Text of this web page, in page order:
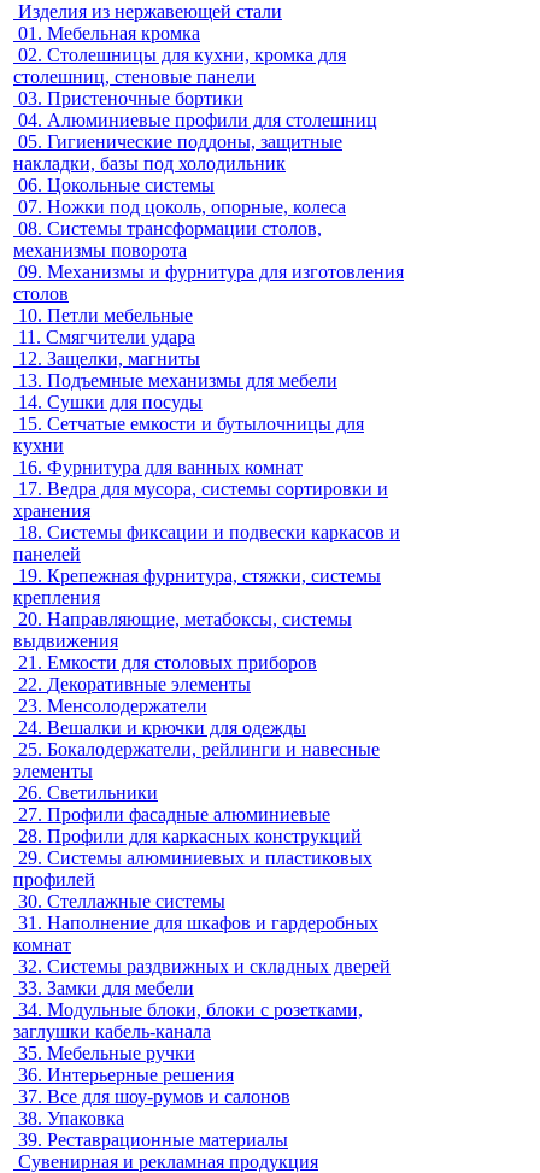
Изделия из нержавеющей стали
01. Мебельная кромка
02. Столешницы для кухни, кромка для
столешниц, стеновые панели
03. Пристеночные бортики
04. Алюминиевые профили для столешниц
05. Гигиенические поддоны, защитные
накладки, базы под холодильник
06. Цокольные системы
07. Ножки под цоколь, опорные, колеса
08. Системы трансформации столов,
механизмы поворота
09. Механизмы и фурнитура для изготовления
столов
10. Петли мебельные
11. Смягчители удара
12. Защелки, магниты
13. Подъемные механизмы для мебели
14. Сушки для посуды
15. Сетчатые емкости и бутылочницы для
кухни
16. Фурнитура для ванных комнат
17. Ведра для мусора, системы сортировки и
хранения
18. Системы фиксации и подвески каркасов и
панелей
19. Крепежная фурнитура, стяжки, системы
крепления
20. Направляющие, метабоксы, системы
выдвижения
21. Емкости для столовых приборов
22. Декоративные элементы
23. Менсолодержатели
24. Вешалки и крючки для одежды
25. Бокалодержатели, рейлинги и навесные
элементы
26. Светильники
27. Профили фасадные алюминиевые
28. Профили для каркасных конструкций
29. Системы алюминиевых и пластиковых
профилей
30. Стеллажные системы
31. Наполнение для шкафов и гардеробных
комнат
32. Системы раздвижных и складных дверей
33. Замки для мебели
34. Модульные блоки, блоки с розетками,
заглушки кабель-канала
35. Мебельные ручки
36. Интерьерные решения
37. Все для шоу-румов и салонов
38. Упаковка
39. Реставрационные материалы
Сувенирная и рекламная продукция